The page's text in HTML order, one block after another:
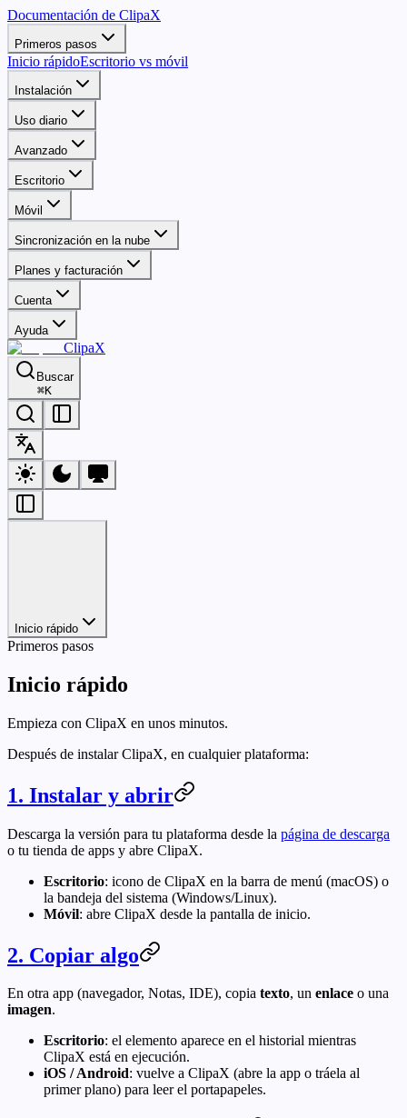
Documentación de ClipaX
Primeros pasos
Inicio rápidoEscritorio vs móvil
Instalación
Uso diario
Avanzado
Escritorio
Móvil
Sincronización en la nube
Planes y facturación
Cuenta
Ayuda
ClipaX
Buscar
⌘K
Inicio rápido
Primeros pasos
Inicio rápido
Empieza con ClipaX en unos minutos.
Después de instalar ClipaX, en cualquier plataforma:
1. Instalar y abrir
Descarga la versión para tu plataforma desde la página de descarga
o tu tienda de apps y abre ClipaX.
Escritorio: icono de ClipaX en la barra de menú (macOS) o
la bandeja del sistema (Windows/Linux).
Móvil: abre ClipaX desde la pantalla de inicio.
2. Copiar algo
En otra app (navegador, Notas, IDE), copia texto, un enlace o una
imagen.
Escritorio: el elemento aparece en el historial mientras
ClipaX está en ejecución.
iOS / Android: vuelve a ClipaX (abre la app o tráela al
primer plano) para leer el portapapeles.